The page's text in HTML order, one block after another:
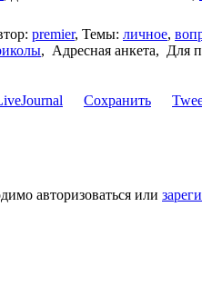
premier, Темы: личное,
, Адресная анкета, Для
Сохранить
авторизоваться или